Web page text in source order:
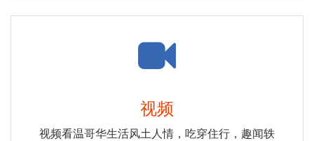
视频
视频看温哥华生活风土人情，吃穿住行，趣闻轶